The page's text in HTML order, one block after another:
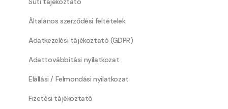
Általános szerződési feltételek
Adatkezelési tájékoztató (GDPR)
Adattovábbítási nyilatkozat
Elállási / Felmondási nyilatkozat
Fizetési tájékoztató